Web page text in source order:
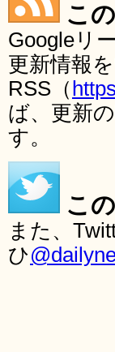
こ
Googleリ
更新情報
RSS（
ば、更新
す。
こ
また、
ひ